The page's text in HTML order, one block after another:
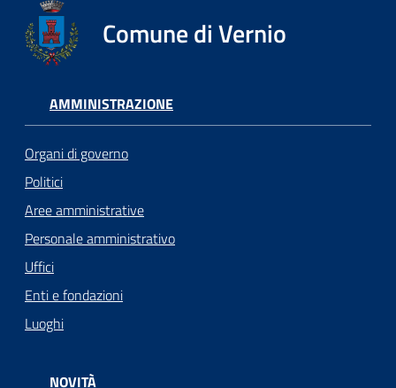
Comune di Vernio
AMMINISTRAZIONE
Organi di governo
Politici
Aree amministrative
Personale amministrativo
Uffici
Enti e fondazioni
Luoghi
NOVITÀ